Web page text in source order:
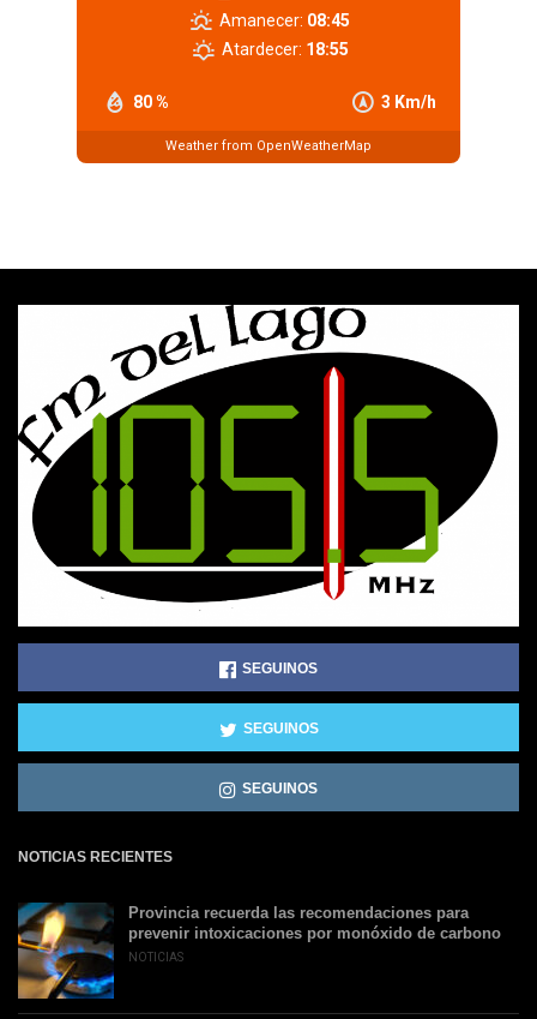
80 % 3 Km/h
Amanecer: 08:45
Atardecer: 18:55
Weather from OpenWeatherMap
SEGUINOS
SEGUINOS
SEGUINOS
NOTICIAS RECIENTES
Provincia recuerda las recomendaciones para
prevenir intoxicaciones por monóxido de carbono
NOTICIAS